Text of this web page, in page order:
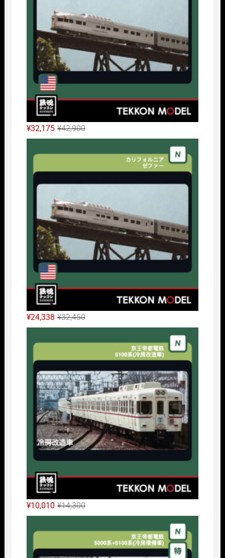
¥42,900元
の
価
で
し
た。
¥32,175
現
在
の
¥32,175
で
す。
¥32,450元
の
価
¥32,450
で
し
た。
¥24,338
現
在
の
は
¥24,338
で
す。
¥14,300元
の
価
¥10,010
現
在
の